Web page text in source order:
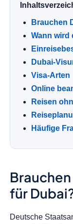
Brauchen
Wann wird
Dubai-
Visa-Arten
Online
Reisen
Häufige
für
Deutsche